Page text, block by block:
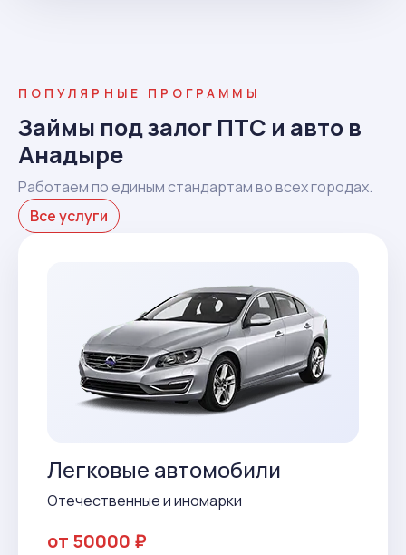
ПОПУЛЯРНЫЕ ПРОГРАММЫ
Займы под залог ПТС и авто в
Анадыре
Работаем по единым стандартам во всех городах.
Все услуги
Легковые автомобили
Отечественные и иномарки
от 50000 ₽